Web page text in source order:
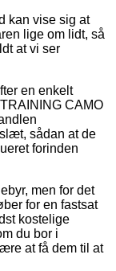
kan vise sig at
lige om lidt, så
at vi ser
en enkelt
CAMO
sådan at de
forinden
men for det
for en fastsat
kostelige
du bor i
at få dem til at